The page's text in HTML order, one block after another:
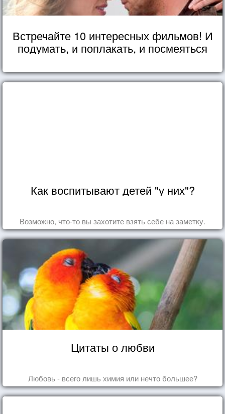
Встречайте 10 интересных фильмов! И
подумать, и поплакать, и посмеяться
Как воспитывают детей "у них"?
Возможно, что-то вы захотите взять себе на заметку.
Цитаты о любви
Любовь - всего лишь химия или нечто большее?